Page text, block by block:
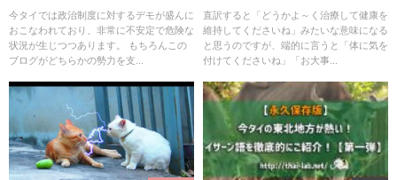
どういうの？
今タイでは政治制度に対するデモが盛んに
おこなわれており、非常に不安定で危険な
状況が生じつつあります。 もちろんこの
ブログがどちらかの勢力を支...
直訳すると「どうかよ～く治療して健康を
維持してくださいね」みたいな意味になる
と思うのですが、端的に言うと「体に気を
付けてくださいね」「お大事...